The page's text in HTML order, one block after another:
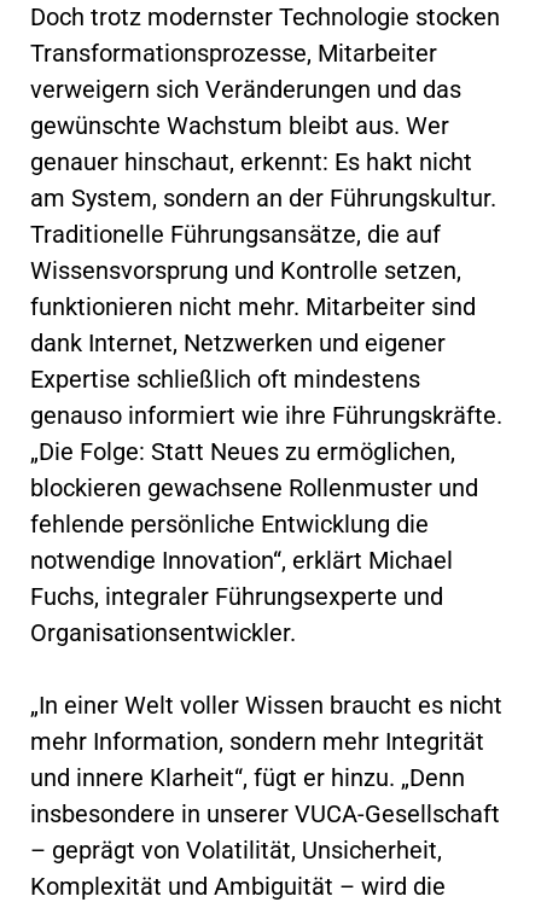
Doch trotz modernster Technologie stocken
Transformationsprozesse, Mitarbeiter
verweigern sich Veränderungen und das
gewünschte Wachstum bleibt aus. Wer
genauer hinschaut, erkennt: Es hakt nicht
am System, sondern an der Führungskultur.
Traditionelle Führungsansätze, die auf
Wissensvorsprung und Kontrolle setzen,
funktionieren nicht mehr. Mitarbeiter sind
dank Internet, Netzwerken und eigener
Expertise schließlich oft mindestens
genauso informiert wie ihre Führungskräfte.
„Die Folge: Statt Neues zu ermöglichen,
blockieren gewachsene Rollenmuster und
fehlende persönliche Entwicklung die
notwendige Innovation“, erklärt Michael
Fuchs, integraler Führungsexperte und
Organisationsentwickler.
„In einer Welt voller Wissen braucht es nicht
mehr Information, sondern mehr Integrität
und innere Klarheit“, fügt er hinzu. „Denn
insbesondere in unserer VUCA-Gesellschaft
– geprägt von Volatilität, Unsicherheit,
Komplexität und Ambiguität – wird die